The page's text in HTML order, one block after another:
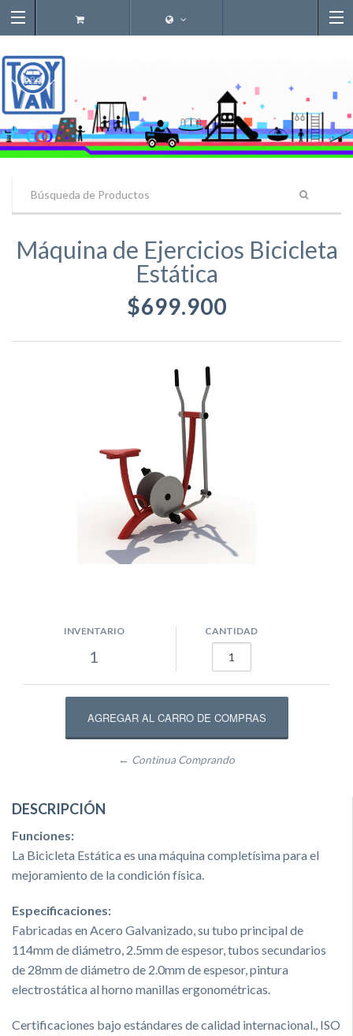
Máquina de Ejercicios Bicicleta
Estática
$699.900
INVENTARIO
1
CANTIDAD
← Continua Comprando
DESCRIPCIÓN
Funciones:
La Bicicleta Estática es una máquina completísima para el
mejoramiento de la condición física.
Especificaciones:
Fabricadas en Acero Galvanizado, su tubo principal de
114mm de diámetro, 2.5mm de espesor, tubos secundarios
de 28mm de diámetro de 2.0mm de espesor, pintura
electrostática al horno manillas ergonométricas.
Certificaciones bajo estándares de calidad internacional., ISO